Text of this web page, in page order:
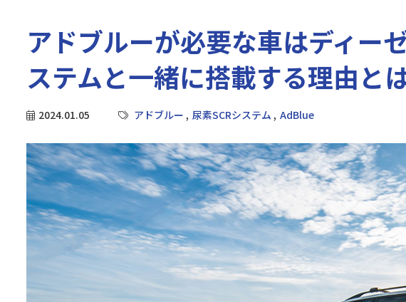
アドブルーが必要な車はディー
ステムと一緒に搭載する理由と
2024.01.05 アドブルー 尿素SCRシステム AdBlue